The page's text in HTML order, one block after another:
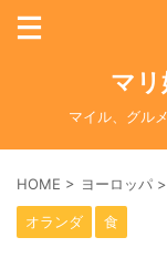
マ
マイル、グル
HOME > ヨーロッパ >
オランダ 食